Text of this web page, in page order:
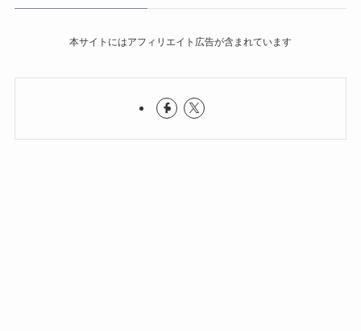
本サイトにはアフィリエイト広告が含まれています